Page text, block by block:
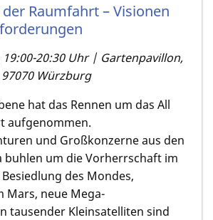
Raumfahrt – Visionen
19:00-20:30 Uhr | Gartenpavillon,
Würzburg
hat das Rennen um das All
aufgenommen.
und Großkonzerne aus den
buhlen um die Vorherrschaft im
des Mondes,
Mars, neue Mega-
tausender Kleinsatelliten sind